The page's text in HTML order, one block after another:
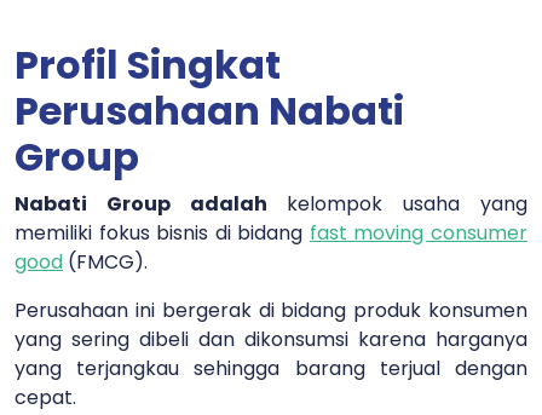
Profil Singkat
Perusahaan Nabati
Group
Nabati Group adalah kelompok usaha yang
memiliki fokus bisnis di bidang fast moving consumer
good (FMCG).
Perusahaan ini bergerak di bidang produk konsumen
yang sering dibeli dan dikonsumsi karena harganya
yang terjangkau sehingga barang terjual dengan
cepat.